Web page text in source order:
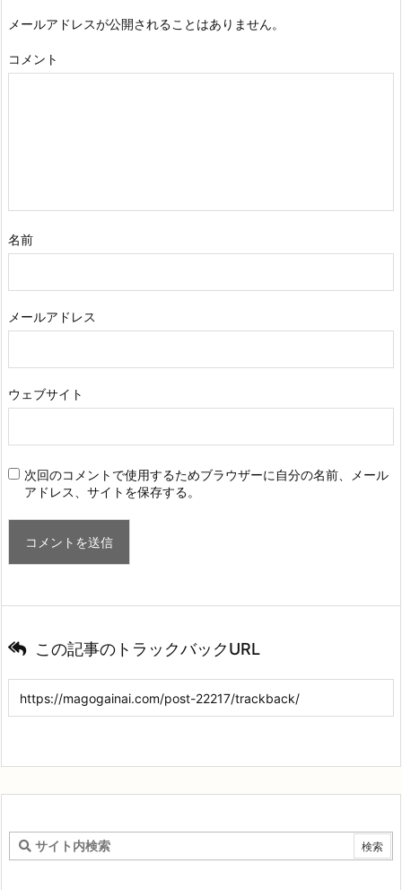
メールアドレスが公開されることはありません。
コメント
名前
メールアドレス
ウェブサイト
次回のコメントで使用するためブラウザーに自分の名前、メール
アドレス、サイトを保存する。
この記事のトラックバックURL